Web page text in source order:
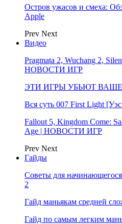
Остров ужасов и смеха:
Apple
Prev Next
Видео
Pragmata 2, Wuchang 2,
НОВОСТИ ИГР
ЭТИ ИГРЫ УБЬЮТ ВАШЕ
Вся суть 007 First Light
Fallout 5, Kingdom Come:
Age | НОВОСТИ ИГР
Prev Next
Гайды
Советы для
2
Гайд маньякам средней
Гайд по самым легким